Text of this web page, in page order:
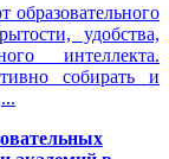
удобства,
интеллекта.
собирать и